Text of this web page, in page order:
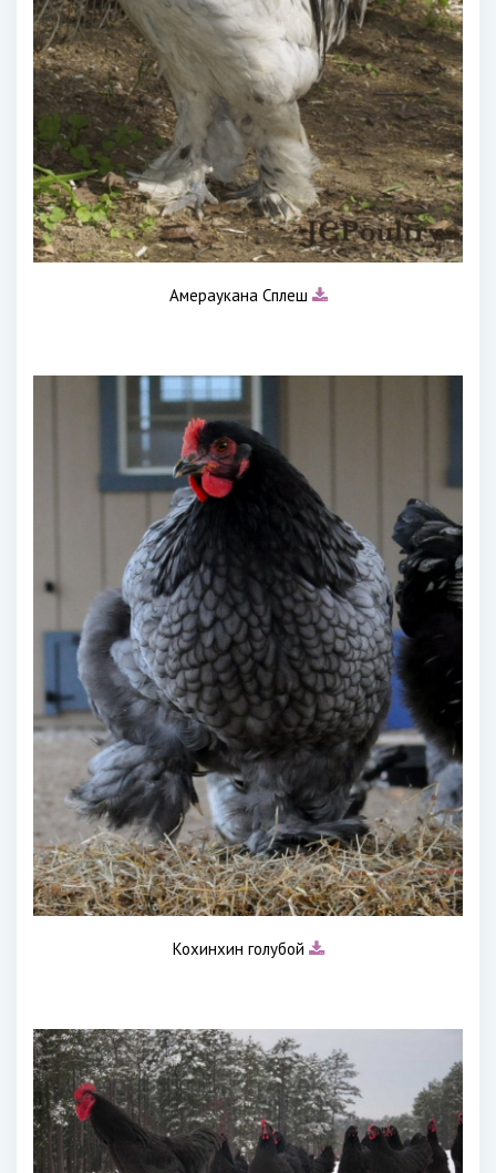
Амераукана Сплеш
Кохинхин голубой